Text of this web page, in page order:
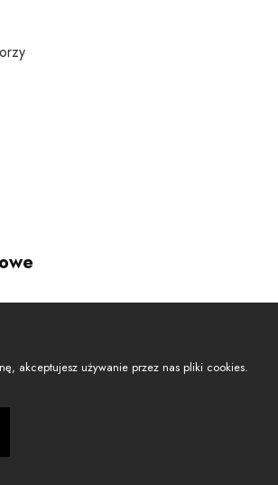
akceptujesz używanie przez nas pliki cookies.